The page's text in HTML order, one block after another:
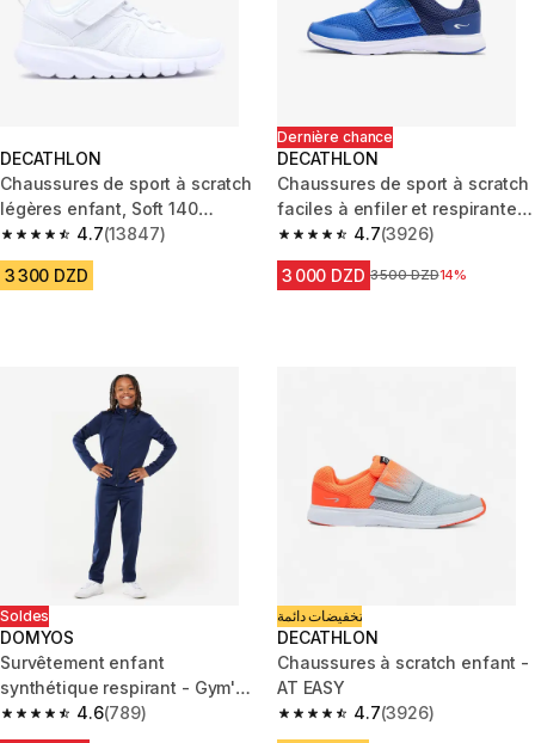
DECATHLON
Chaussures de sport à scratch
légères enfant, Soft 140
blanche 4.7
4.7 out of 5 stars from 13847 reviews
(13847)
3 300 DZD
Dernière chance
DECATHLON
Chaussures de sport à scratch
faciles à enfiler et respirantes
enfant, bleu
4.7
4.7 out of 5 stars from 3926
(3926)
3 000 DZD Prix avant la réduction
3 500 DZD14%
Soldes
DOMYOS
Survêtement enfant
synthétique respirant - Gym'y
bleu marine
4.6
4.6 out of 5 stars from 789 reviews
(789)
تخفيضات دائمة
DECATHLON
Chaussures à scratch enfant -
AT EASY
4.7
4.7 out of 5 stars from 3926
(3926)